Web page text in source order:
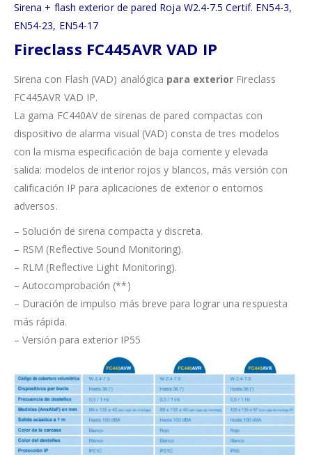
Sirena + flash exterior de pared Roja W2.4-7.5 Certif. EN54-3,
EN54-23, EN54-17
Fireclass FC445AVR VAD IP
Sirena con Flash (VAD) analógica para exterior Fireclass
FC445AVR VAD IP.
La gama FC440AV de sirenas de pared compactas con
dispositivo de alarma visual (VAD) consta de tres modelos
con la misma especificación de baja corriente y elevada
salida: modelos de interior rojos y blancos, más versión con
calificación IP para aplicaciones de exterior o entornos
adversos.
– Solución de sirena compacta y discreta.
– RSM (Reflective Sound Monitoring).
– RLM (Reflective Light Monitoring).
– Autocomprobación (**)
– Duración de impulso más breve para lograr una respuesta
más rápida.
– Versión para exterior IP55